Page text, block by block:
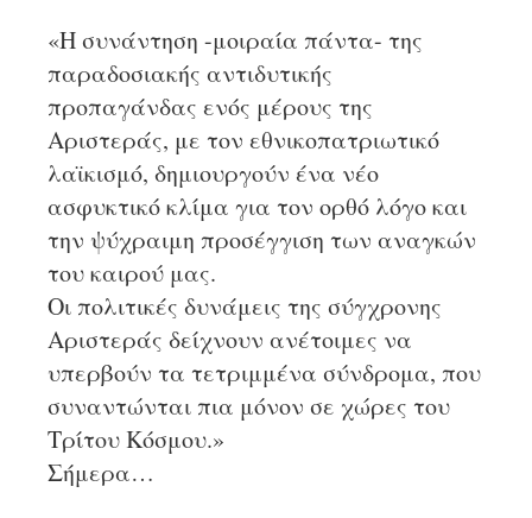
«Η συνάντηση -μοιραία πάντα- της
παραδοσιακής αντιδυτικής
προπαγάνδας ενός μέρους της
Αριστεράς, με τον εθνικοπατριωτικό
λαϊκισμό, δημιουργούν ένα νέο
ασφυκτικό κλίμα για τον ορθό λόγο και
την ψύχραιμη προσέγγιση των αναγκών
του καιρού μας.
Οι πολιτικές δυνάμεις της σύγχρονης
Αριστεράς δείχνουν ανέτοιμες να
υπερβούν τα τετριμμένα σύνδρομα, που
συναντώνται πια μόνον σε χώρες του
Τρίτου Κόσμου.»
Σήμερα…